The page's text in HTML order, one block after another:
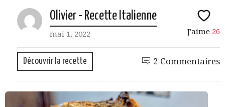
Olivier - Recette Italienne
mai 1, 2022 J'aime 26
Découvrir la recette 2 Commentaires